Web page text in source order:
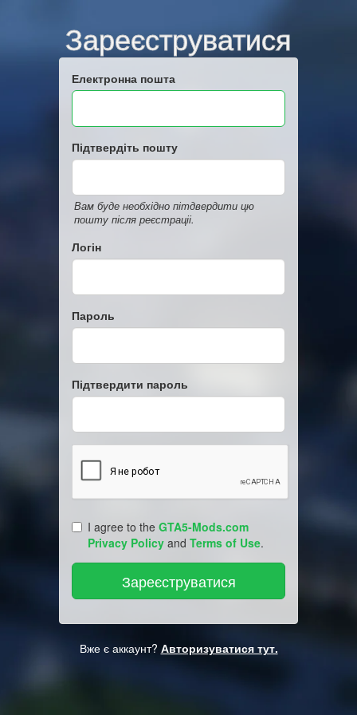
Зареєструватися
Електронна пошта
Підтвердіть пошту
Вам буде необхідно пітдвердити цю
пошту після реєстраціі.
Логін
Пароль
Підтвердити пароль
I agree to the GTA5-Mods.com
Privacy Policy and Terms of Use.
Вже є аккаунт? Авторизуватися тут.